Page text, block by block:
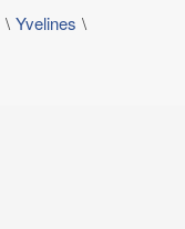
Yvelines